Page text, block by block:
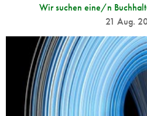
Wir suchen eine/n
21 Aug.